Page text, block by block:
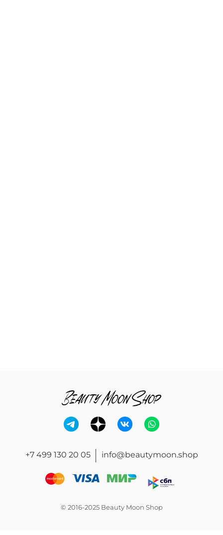
+7 499 130 20 05 info@beautymoon.shop
© 2016-2025 Beauty Moon Shop